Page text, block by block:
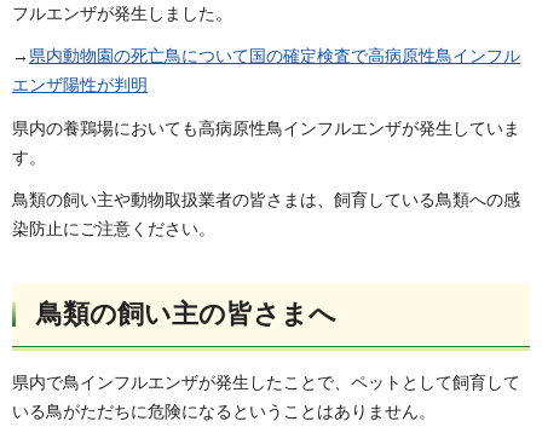
フルエンザが発生しました。
→ 県内動物園の死亡鳥について国の確定検査で高病原性鳥インフル
エンザ陽性が判明
県内の養鶏場においても高病原性鳥インフルエンザが発生していま
す。
鳥類の飼い主や動物取扱業者の皆さまは、飼育している鳥類への感
染防止にご注意ください。
鳥類の飼い主の皆さまへ
県内で鳥インフルエンザが発生したことで、ペットとして飼育して
いる鳥がただちに危険になるということはありません。